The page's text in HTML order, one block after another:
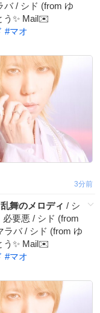
バ / シド (from ゆ
う✨ Mail✉️
#マオ
3分前
乱舞のメロディ / シ
必要悪 / シド (from
ラバ / シド (from ゆ
う✨ Mail✉️
#マオ